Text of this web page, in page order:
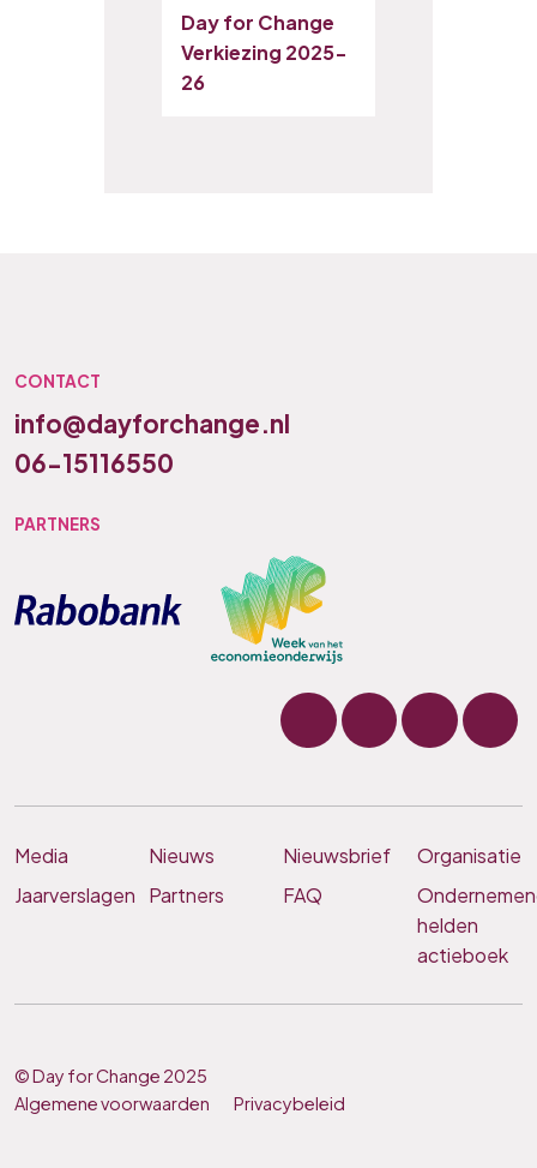
Day for Change
Verkiezing 2025-
26
CONTACT
info@dayforchange.nl
06-15116550
PARTNERS
Media Nieuws Nieuwsbrief
Organisatie
Jaarverslagen
Partners FAQ
helden
actieboek
© Day for Change 2025
Algemene voorwaarden
Privacybeleid